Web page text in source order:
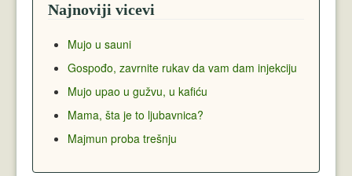
Najnoviji vicevi
Mujo u sauni
Gospođo, zavrnite rukav da vam dam injekciju
Mujo upao u gužvu, u kafiću
Mama, šta je to ljubavnica?
Majmun proba trešnju